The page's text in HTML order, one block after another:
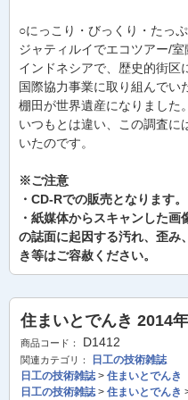
○にっこり・びっくり・たっ
ジャティルイでエコツアー/
インドネシアで、歴史的街区
国際協力事業に取り組んでい
棚田が世界遺産になりました
いつもとは違い、この調査に
いたのです。
※ご注意
・CD-Rでの販売となります。
・紙媒体からスキャンした
の誌面に起因する汚れ、歪み
き等はご容赦ください。
住まいとでんき 2014
商品コード： D1412
関連カテゴリ：
日工の技術雑誌
日工の技術雑誌> 住まいとでんき
日工の技術雑誌> 住まいとでんき